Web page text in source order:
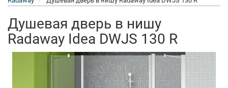
Душевая дверь в нишу
Radaway Idea DWJS 130 R